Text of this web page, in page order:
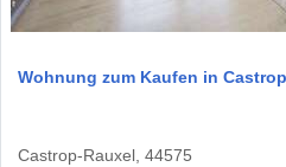
Wohnung zum Kaufen in
Castrop-Rauxel, 44575